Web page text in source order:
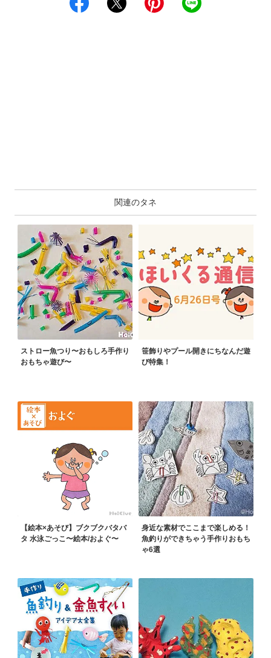
関連のタネ
ストロー魚つり〜おもしろ手作り
おもちゃ遊び〜
笹飾りやプール開きにちなんだ遊
び特集！
【絵本×あそび】ブクブクバタバ
タ 水泳ごっこ〜絵本/およぐ〜
身近な素材でここまで楽しめる！
魚釣りができちゃう手作りおもち
ゃ6選